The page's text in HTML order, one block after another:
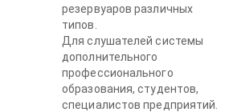
резервуаров различных
типов.
Для слушателей системы
дополнительного
профессионального
образования, студентов,
специалистов предприятий.